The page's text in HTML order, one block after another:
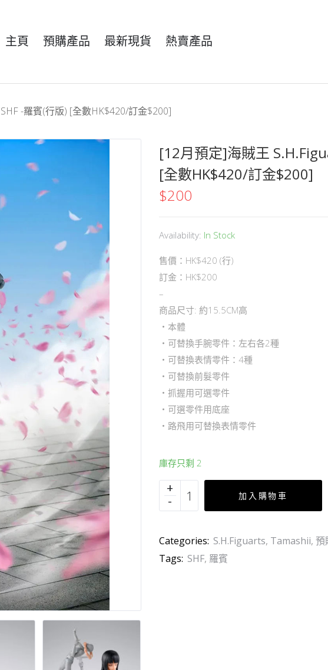
主頁 預購產品 最新現貨 熱賣產品
-羅賓(行版) [全數HK$420/訂金$200]
[12月預定]海賊王
[全數HK$420/訂金$200]
$200
Availability: In Stock
售價：HK$420 (行)
訂金：HK$200
–
商品尺寸: 約15.5CM高
・本體
・可替換手腕零件：左右各2種
・可替換表情零件：4種
・可替換前髮零件
・抓握用可選零件
・可選零件用底座
・路飛用可替換表情零件
庫存只剩 2
加入購物車
Categories: S.H.Figuarts, Tamashii, 預
Tags: SHF, 羅賓